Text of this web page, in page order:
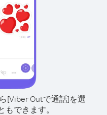
[Viber Outで通話]を選
できます。